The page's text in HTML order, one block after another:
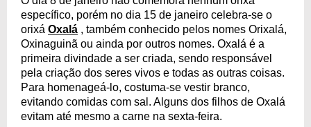
específico, porém no dia 15 de janeiro celebra-se o
orixá Oxalá , também conhecido pelos nomes Orixalá,
Oxinaguinã ou ainda por outros nomes. Oxalá é a
primeira divindade a ser criada, sendo responsável
pela criação dos seres vivos e todas as outras coisas.
Para homenageá-lo, costuma-se vestir branco,
evitando comidas com sal. Alguns dos filhos de Oxalá
evitam até mesmo a carne na sexta-feira.